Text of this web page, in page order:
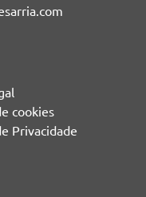
cookies
Privacidade